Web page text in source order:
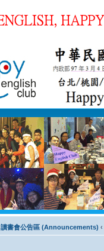
讀書會公告區 (Announcements) ‹